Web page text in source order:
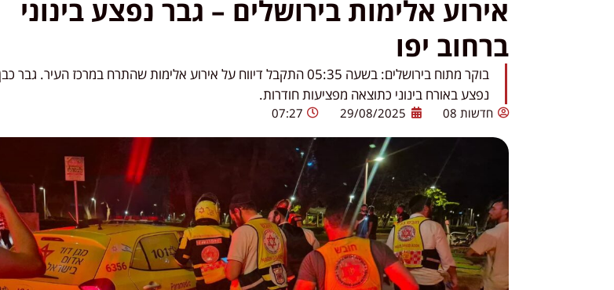
אירוע אלימות בירושלים – גבר נפצע בינוני
ברחוב יפו
נפצע באורח בינוני כתוצאה מפציעות חודרות.
חדשות 08 29/08/2025
07:27